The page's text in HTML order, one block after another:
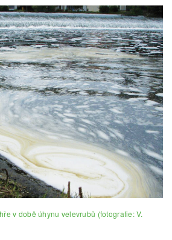
v době úhynu velevrubů (fotografie: V.